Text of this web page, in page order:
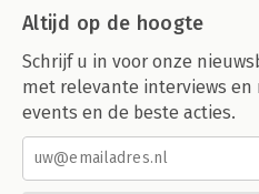
Altijd op de hoogte
Schrijf u in voor onze
met relevante interviews en
events en de beste acties.